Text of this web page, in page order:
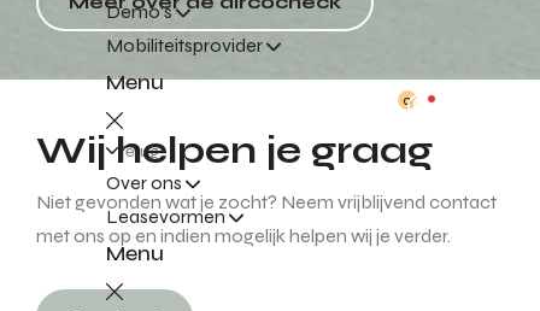
Demo's
Mobiliteitsprovider
Menu
Terug
Over ons
Leasevormen
Menu
0
Wij helpen je graag
Niet gevonden wat je zocht? Neem vrijblijvend contact
met ons op en indien mogelijk helpen wij je verder.